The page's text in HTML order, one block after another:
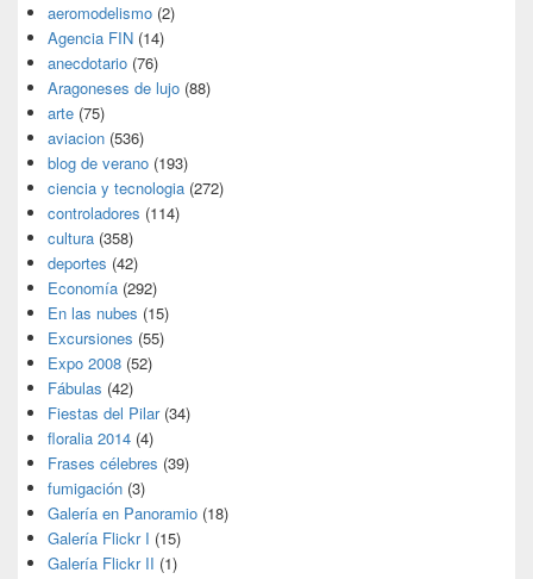
aeromodelismo (2)
Agencia FIN (14)
anecdotario (76)
Aragoneses de lujo (88)
arte (75)
aviacion (536)
blog de verano (193)
ciencia y tecnologia (272)
controladores (114)
cultura (358)
deportes (42)
Economía (292)
En las nubes (15)
Excursiones (55)
Expo 2008 (52)
Fábulas (42)
Fiestas del Pilar(34)
floralia 2014 (4)
Frases célebres (39)
fumigación (3)
Galería en Panoramio (18)
Galería Flickr I (15)
Galería Flickr II (1)